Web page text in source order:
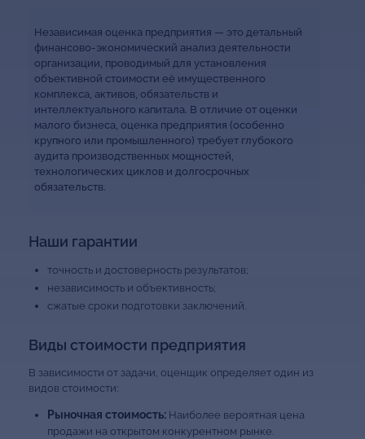
Независимая оценка предприятия — это детальный
финансово-экономический анализ деятельности
организации, проводимый для установления
объективной стоимости её имущественного
комплекса, активов, обязательств и
интеллектуального капитала. В отличие от оценки
малого бизнеса, оценка предприятия (особенно
крупного или промышленного) требует глубокого
аудита производственных мощностей,
технологических циклов и долгосрочных
обязательств.
Наши гарантии
точность и достоверность результатов;
независимость и объективность;
сжатые сроки подготовки заключений.
Виды стоимости предприятия
В зависимости от задачи, оценщик определяет один из
видов стоимости:
Рыночная стоимость:Наиболее вероятная цена
продажи на открытом конкурентном рынке.